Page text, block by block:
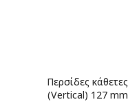
Περσίδες κάθετες
(Vertical) 127 mm